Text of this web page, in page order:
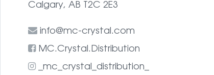
Calgary, AB T2C 2E3
info@mc-crystal.com
MC.Crystal.Distribution
_mc_crystal_distribution_